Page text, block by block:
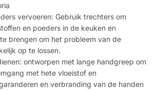
vervoeren: Gebruik trechters om
en poeders in de keuken en
brengen om het probleem van de
op te lossen.
ontworpen met lange handgreep om
met hete vloeistof en
en verbranding van de handen